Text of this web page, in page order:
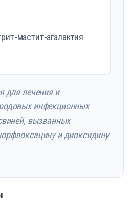
мастит-агалактия
для лечения и
инфекционных
вызванных
и диоксидину